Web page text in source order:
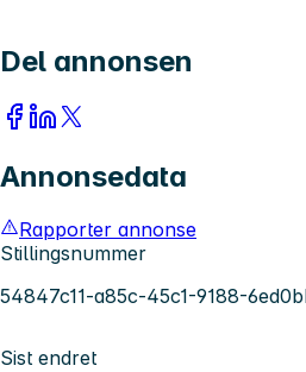
Del annonsen
Annonsedata
Rapporter annonse
Stillingsnummer
54847c11-a85c-45c1-9188-
Sist endret